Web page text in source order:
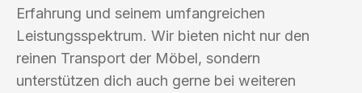
Erfahrung und seinem umfangreichen
Leistungsspektrum. Wir bieten nicht nur den
reinen Transport der Möbel, sondern
unterstützen dich auch gerne bei weiteren